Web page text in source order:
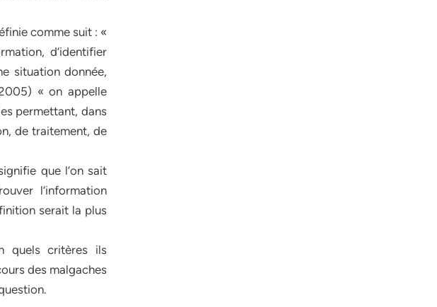
comme suit : «
d’identifier
situation donnée,
« on appelle
permettant, dans
de traitement, de
que l’on sait
l’information
serait la plus
quels critères ils
des malgaches